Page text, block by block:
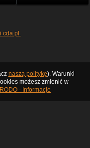
cda.pl
naszą politykę). Warunki
możesz zmienić w
RODO - Informacje